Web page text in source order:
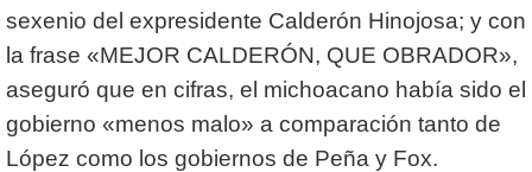
sexenio del expresidente Calderón Hinojosa; y con
la frase «MEJOR CALDERÓN, QUE OBRADOR»,
aseguró que en cifras, el michoacano había sido el
gobierno «menos malo» a comparación tanto de
López como los gobiernos de Peña y Fox.